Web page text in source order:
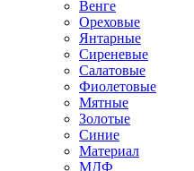
Венге
Ореховые
Янтарные
Сиреневые
Салатовые
Фиолетовые
Мятные
Золотые
Синие
Материал
МДФ